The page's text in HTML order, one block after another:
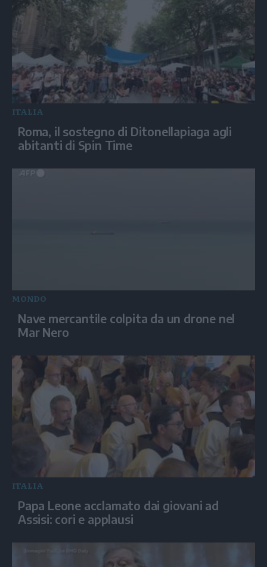
ITALIA
Roma, il sostegno di Ditonellapiaga agli
abitanti di Spin Time
MONDO
Nave mercantile colpita da un drone nel
Mar Nero
ITALIA
Papa Leone acclamato dai giovani ad
Assisi: cori e applausi